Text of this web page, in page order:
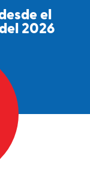
el
2026